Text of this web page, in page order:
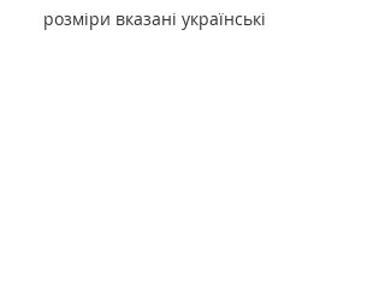
розміри вказані українські